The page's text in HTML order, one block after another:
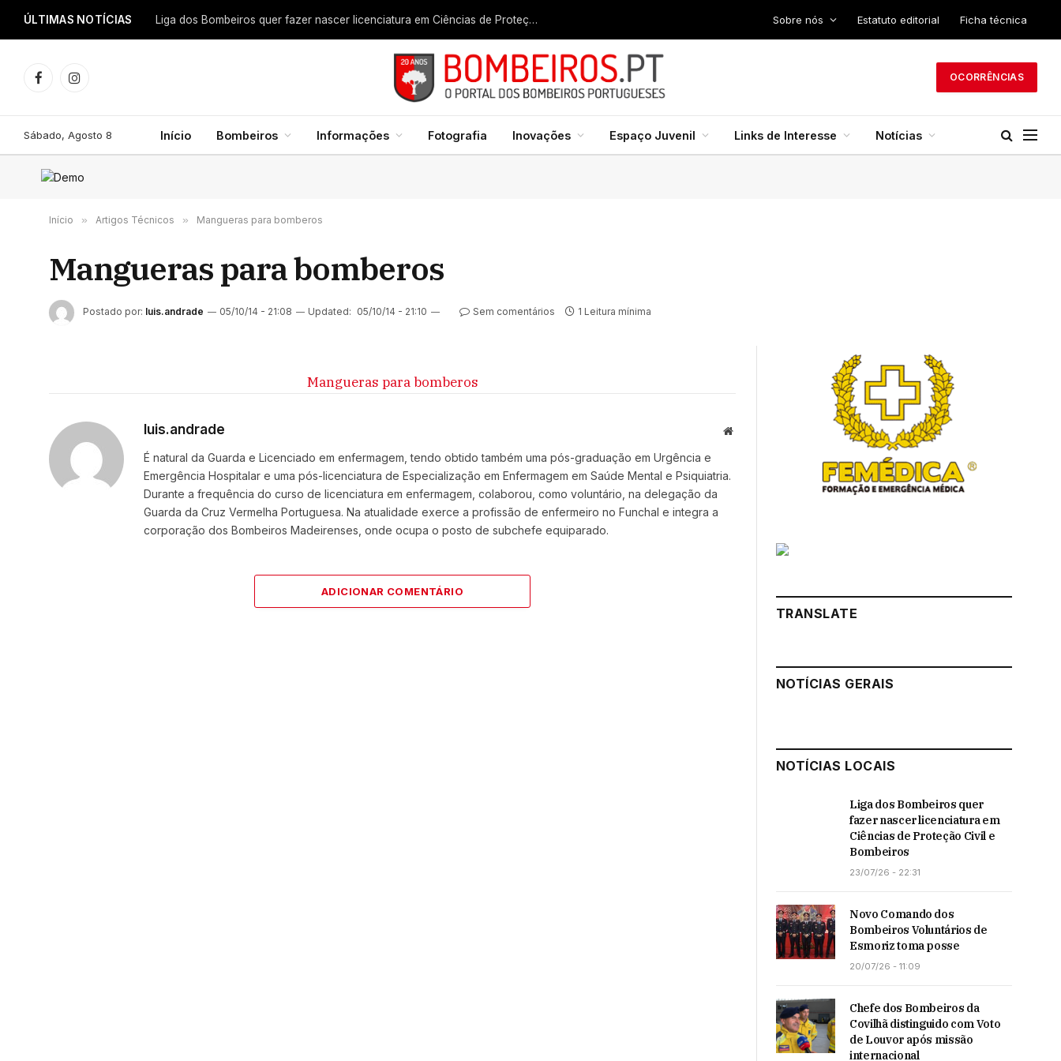
ÚLTIMAS NOTÍCIAS Liga dos Bombeiros quer fazer nascer licenciatura em Ciências de Proteção Civil e Bombeiros Sobre nós Estatuto editorial Ficha técnica
FacebookInstagram
OCORRÊNCIAS
Sábado, Agosto 8 Início Bombeiros Informações Fotografia Inovações Espaço Juvenil Links de Interesse Notícias
Início » Artigos Técnicos » Mangueras para bomberos
Mangueras para bomberos
Postado por: luis.andrade 05/10/14 - 21:08 Updated: 05/10/14 - 21:10 Sem comentários 1 Leitura mínima
Mangueras para bomberos
luis.andrade Website
É natural da Guarda e Licenciado em enfermagem, tendo obtido também uma pós-graduação em Urgência e
Emergência Hospitalar e uma pós-licenciatura de Especialização em Enfermagem em Saúde Mental e Psiquiatria.
Durante a frequência do curso de licenciatura em enfermagem, colaborou, como voluntário, na delegação da
Guarda da Cruz Vermelha Portuguesa. Na atualidade exerce a profissão de enfermeiro no Funchal e integra a
corporação dos Bombeiros Madeirenses, onde ocupa o posto de subchefe equiparado.
ADICIONAR COMENTÁRIO
TRANSLATE
NOTÍCIAS GERAIS
NOTÍCIAS LOCAIS
Liga dos Bombeiros quer
fazer nascer licenciatura em
Ciências de Proteção Civil e
Bombeiros
23/07/26 - 22:31
Novo Comando dos
Bombeiros Voluntários de
Esmoriz toma posse
20/07/26 - 11:09
Chefe dos Bombeiros da
Covilhã distinguido com Voto
de Louvor após missão
internacional